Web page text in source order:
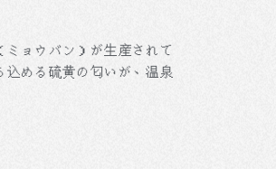
ョウバン）が生産されて
める硫黄の匂いが、温泉